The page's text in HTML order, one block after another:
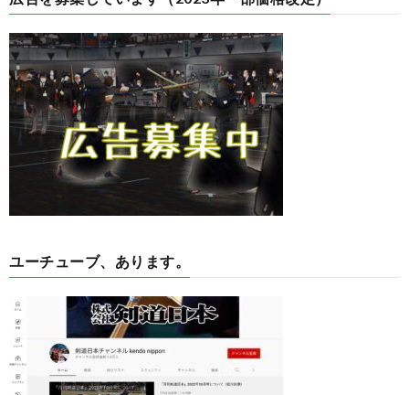
ユーチューブ、あります。